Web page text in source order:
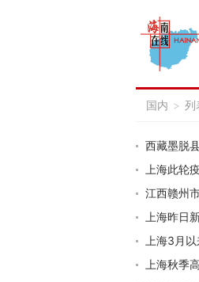
国内 > 列
西藏墨脱
上海此轮
江西赣州
上海昨日
上海3月
上海秋季